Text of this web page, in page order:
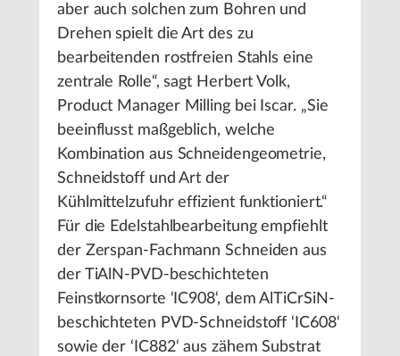
aber auch solchen zum Bohren und
Drehen spielt die Art des zu
bearbeitenden rostfreien Stahls eine
zentrale Rolle“, sagt Herbert Volk,
Product Manager Milling bei Iscar. „Sie
beeinflusst maßgeblich, welche
Kombination aus Schneidengeometrie,
Schneidstoff und Art der
Kühlmittelzufuhr effizient funktioniert.“
Für die Edelstahlbearbeitung empfiehlt
der Zerspan-Fachmann Schneiden aus
der TiAlN-PVD-beschichteten
Feinstkornsorte ‘IC908‘, dem AlTiCrSiN-
beschichteten PVD-Schneidstoff ‘IC608‘
sowie der ‘IC882‘ aus zähem Substrat